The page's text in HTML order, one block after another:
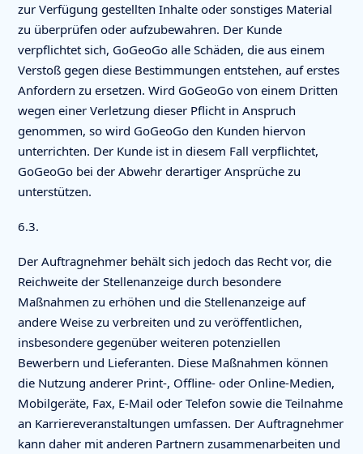
zur Verfügung gestellten Inhalte oder sonstiges Material
zu überprüfen oder aufzubewahren. Der Kunde
verpflichtet sich, GoGeoGo alle Schäden, die aus einem
Verstoß gegen diese Bestimmungen entstehen, auf erstes
Anfordern zu ersetzen. Wird GoGeoGo von einem Dritten
wegen einer Verletzung dieser Pflicht in Anspruch
genommen, so wird GoGeoGo den Kunden hiervon
unterrichten. Der Kunde ist in diesem Fall verpflichtet,
GoGeoGo bei der Abwehr derartiger Ansprüche zu
unterstützen.
6.3.
Der Auftragnehmer behält sich jedoch das Recht vor, die
Reichweite der Stellenanzeige durch besondere
Maßnahmen zu erhöhen und die Stellenanzeige auf
andere Weise zu verbreiten und zu veröffentlichen,
insbesondere gegenüber weiteren potenziellen
Bewerbern und Lieferanten. Diese Maßnahmen können
die Nutzung anderer Print-, Offline- oder Online-Medien,
Mobilgeräte, Fax, E-Mail oder Telefon sowie die Teilnahme
an Karriereveranstaltungen umfassen. Der Auftragnehmer
kann daher mit anderen Partnern zusammenarbeiten und